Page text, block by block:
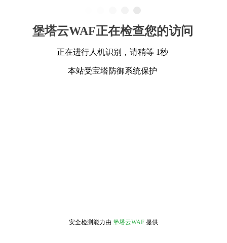
堡塔云WAF正在检查您的访问
正在进行人机识别，请稍等 1秒
本站受宝塔防御系统保护
安全检测能力由 堡塔云WAF 提供